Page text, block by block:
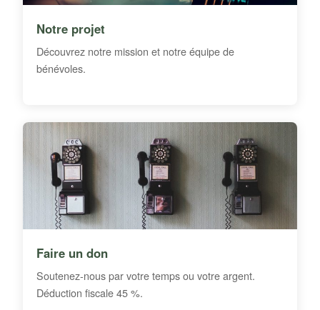
Notre projet
Découvrez notre mission et notre équipe de
bénévoles.
Faire un don
Soutenez-nous par votre temps ou votre argent.
Déduction fiscale 45 %.